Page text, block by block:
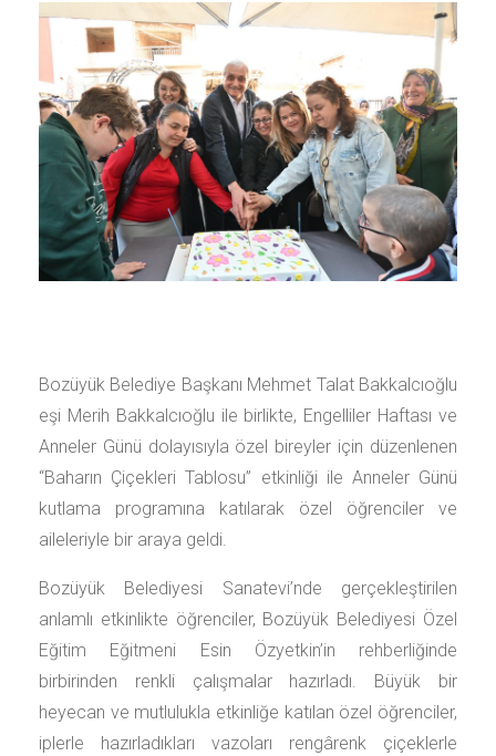
Bozüyük Belediye Başkanı Mehmet Talat Bakkalcıoğlu
eşi Merih Bakkalcıoğlu ile birlikte, Engelliler Haftası ve
Anneler Günü dolayısıyla özel bireyler için düzenlenen
“Baharın Çiçekleri Tablosu” etkinliği ile Anneler Günü
kutlama programına katılarak özel öğrenciler ve
aileleriyle bir araya geldi.
Bozüyük Belediyesi Sanatevi’nde gerçekleştirilen
anlamlı etkinlikte öğrenciler, Bozüyük Belediyesi Özel
Eğitim Eğitmeni Esin Özyetkin’in rehberliğinde
birbirinden renkli çalışmalar hazırladı. Büyük bir
heyecan ve mutlulukla etkinliğe katılan özel öğrenciler,
iplerle hazırladıkları vazoları rengârenk çiçeklerle